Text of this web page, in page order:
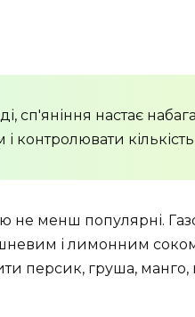
сп'яніння настає
контролювати
не менш популярні.
і лимонним
персик, груша,